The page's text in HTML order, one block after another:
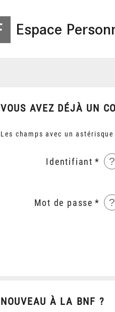
Espace
VOUS AVEZ DÉJÀ UN
Les champs avec un
Identifiant ?
Mot de passe ?
NOUVEAU À LA BNF ?